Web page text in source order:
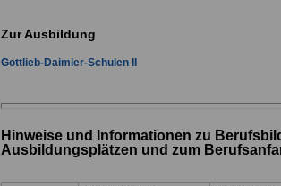
Zur Ausbildung
Gottlieb-Daimler-Schulen II
Hinweise und Informationen zu
Ausbildungsplätzen und zum